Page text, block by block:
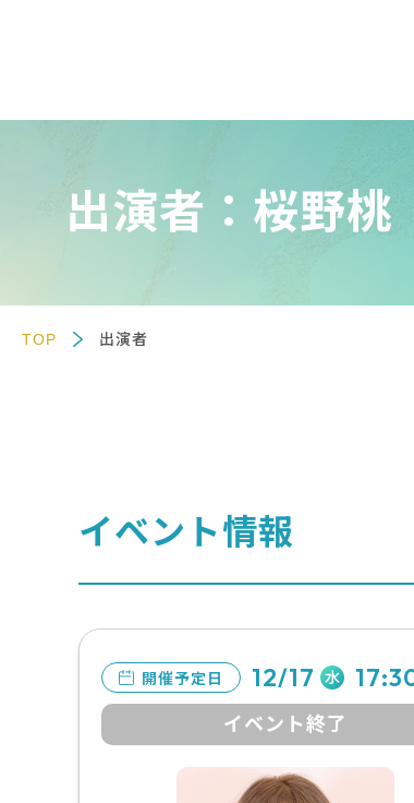
出演者：桜野桃
TOP 出演者
イベント情報
開催予定日 12/17 水
イベント終了